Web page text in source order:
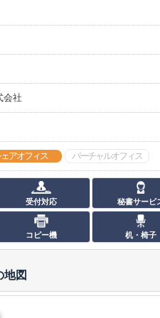
会社
アオフィス バーチャルオフィス
受付対応 秘書サービ
コピー機 机・椅子
地図